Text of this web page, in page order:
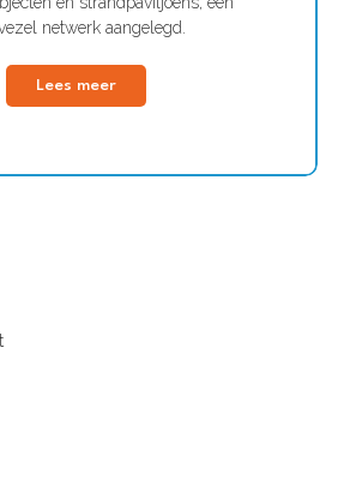
netwerk aangelegd.
Lees meer